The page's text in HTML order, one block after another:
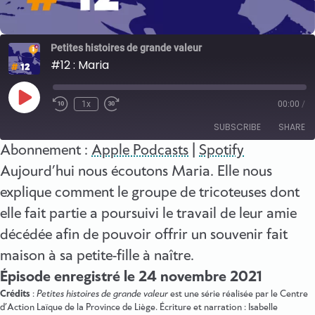
Petites histoires de grande valeur
#12 : Maria
Play
Episode
1x 00:00 /
SUBSCRIBE SHARE
Apple Podcasts Spotify
RSS FEED
SHARE
LINK
EMBED
Abonnement : Apple Podcasts
Spotify
Aujourd’hui nous écoutons Maria. Elle nous
explique comment le groupe de tricoteuses dont
elle fait partie a poursuivi le travail de leur amie
décédée afin de pouvoir offrir un souvenir fait
maison à sa petite-fille à naître.
Épisode enregistré le 24 novembre 2021
Crédits : Petites histoires de grande valeur est une série réalisée par le Centre
d’Action Laïque de la Province de Liège. Écriture et narration : Isabelle